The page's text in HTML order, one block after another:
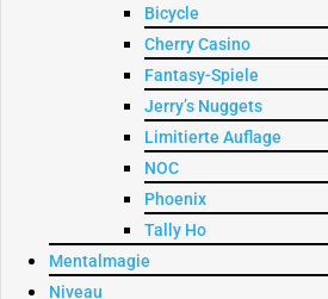
Bicycle
Cherry Casino
Fantasy-Spiele
Jerry’s Nuggets
Limitierte Auflage
NOC
Phoenix
Tally Ho
Mentalmagie
Niveau